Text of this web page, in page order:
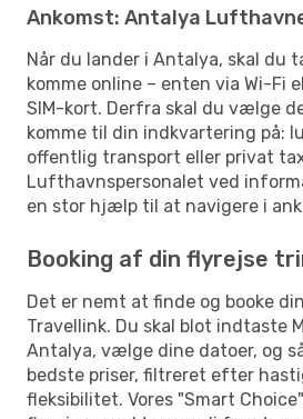
Ankomst: Antalya
Når du lander i Antalya, skal du
komme online – enten via Wi-Fi
SIM-kort. Derfra skal du vælge
komme til din indkvartering på:
offentlig transport eller privat
Lufthavnspersonalet ved
en stor hjælp til at navigere i
Booking af din flyrejse
Det er nemt at finde og booke
Travellink. Du skal blot indtaste
Antalya, vælge dine datoer, og
bedste priser, filtreret efter
fleksibilitet. Vores "Smart